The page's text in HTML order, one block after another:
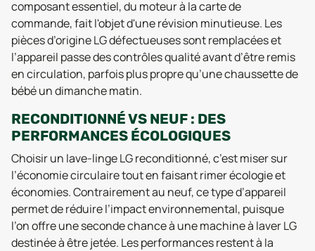
composant essentiel, du moteur à la carte de
commande, fait l'objet d'une révision minutieuse. Les
pièces d’origine LG défectueuses sont remplacées et
l’appareil passe des contrôles qualité avant d’être remis
en circulation, parfois plus propre qu’une chaussette de
bébé un dimanche matin.
RECONDITIONNÉ VS NEUF : DES
PERFORMANCES ÉCOLOGIQUES
Choisir un lave-linge LG reconditionné, c’est miser sur
l’économie circulaire tout en faisant rimer écologie et
économies. Contrairement au neuf, ce type d’appareil
permet de réduire l’impact environnemental, puisque
l’on offre une seconde chance à une machine à laver LG
destinée à être jetée. Les performances restent à la